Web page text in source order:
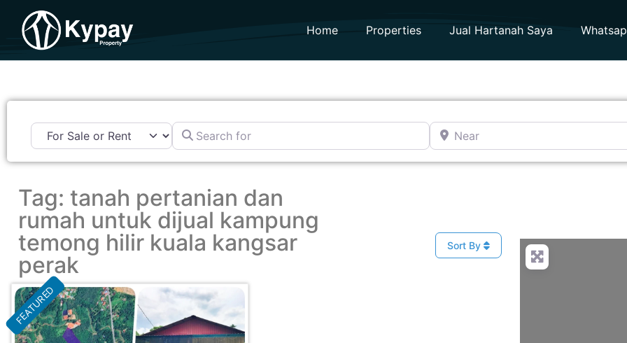
Home Properties Jual Hartanah Saya
Search for Near
Tag: tanah pertanian dan
rumah untuk dijual kampung
temong hilir kuala kangsar
perak
Sort By
FEATURED